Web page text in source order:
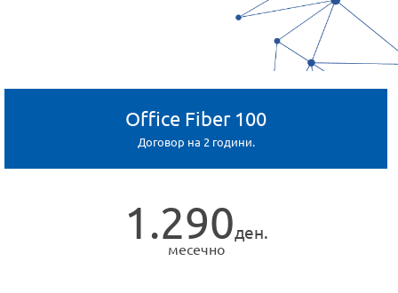
Office Fiber 100
Договор на 2 години.
1.290ден.
месечно